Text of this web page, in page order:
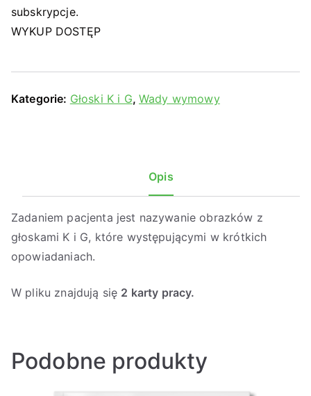
subskrypcje.
WYKUP DOSTĘP
Kategorie: Głoski K i G,Wady wymowy
Opis
Zadaniem pacjenta jest nazywanie obrazków z
głoskami K i G, które występującymi w krótkich
opowiadaniach.
W pliku znajdują się 2 karty pracy.
Podobne produkty